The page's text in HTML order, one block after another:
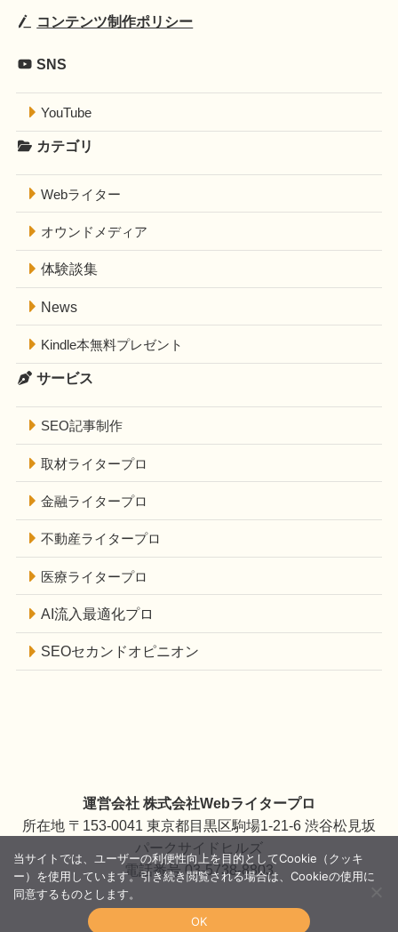
コンテンツ制作ポリシー
SNS
YouTube
カテゴリ
Webライター
オウンドメディア
体験談集
News
Kindle本無料プレゼント
サービス
SEO記事制作
取材ライタープロ
金融ライタープロ
不動産ライタープロ
医療ライタープロ
AI流入最適化プロ
SEOセカンドオピニオン
運営会社 株式会社Webライタープロ
所在地 〒153-0041 東京都目黒区駒場1-21-6 渋谷松見坂
パークサイドヒルズ
電話番号 03-5738-8803
Webライターのすゝめ
当サイトでは、ユーザーの利便性向上を目的としてCookie（クッキ
ー）を使用しています。引き続き閲覧される場合は、Cookieの使用に
同意するものとします。
OK